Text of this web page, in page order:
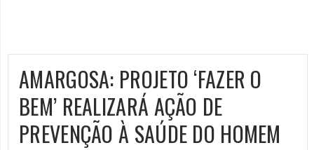
AMARGOSA: PROJETO ‘FAZER O
BEM’ REALIZARÁ AÇÃO DE
PREVENÇÃO À SAÚDE DO HOMEM